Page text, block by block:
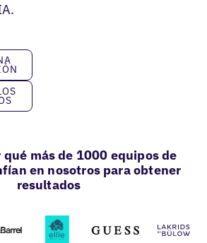
más de 1000 equipos de
en nosotros para obtener
resultados